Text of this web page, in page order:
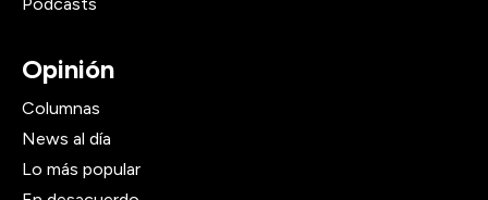
Opinión
Columnas
News al día
Lo más popular